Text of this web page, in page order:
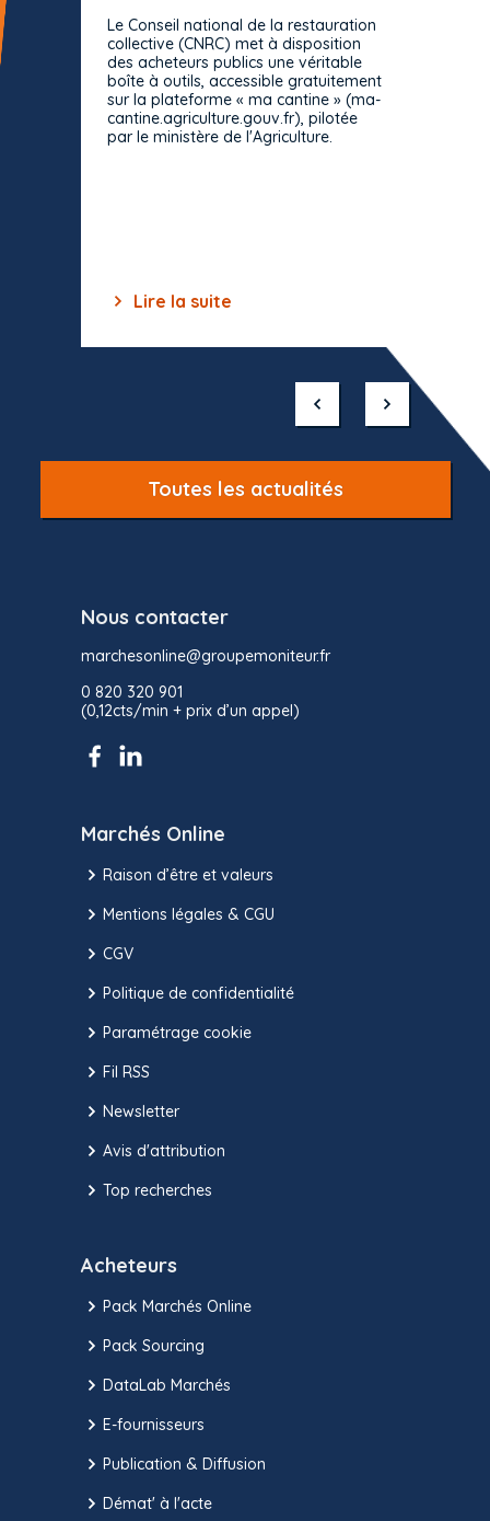
Le Conseil national de la restauration
collective (CNRC) met à disposition
des acheteurs publics une véritable
boîte à outils, accessible gratuitement
sur la plateforme « ma cantine » (ma-
cantine.agriculture.gouv.fr), pilotée
par le ministère de l'Agriculture.
Lire la suite
Toutes les actualités
Nous contacter
marchesonline@groupemoniteur.fr
0 820 320 901
(0,12cts/min + prix d’un appel)
Marchés Online
Raison d’être et valeurs
Mentions légales & CGU
CGV
Politique de confidentialité
Paramétrage cookie
Fil RSS
Newsletter
Avis d'attribution
Top recherches
Acheteurs
Pack Marchés Online
Pack Sourcing
DataLab Marchés
E-fournisseurs
Publication & Diffusion
Démat' à l'acte